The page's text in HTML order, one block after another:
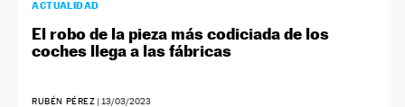
ACTUALIDAD
El robo de la pieza más codiciada de los
coches llega a las fábricas
RUBÉN PÉREZ | 13/03/2023